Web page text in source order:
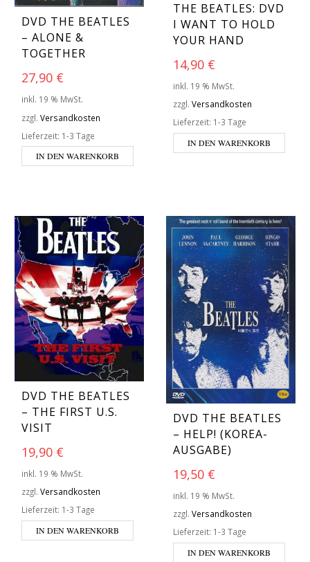
DVD THE BEATLES
– ALONE &
TOGETHER
27,90 €
inkl. 19 % MwSt.
zzgl. Versandkosten
Lieferzeit: 1-3 Tage
IN DEN WARENKORB
THE BEATLES: DVD
I WANT TO HOLD
YOUR HAND
14,90 €
inkl. 19 % MwSt.
zzgl. Versandkosten
Lieferzeit: 1-3 Tage
IN DEN WARENKORB
DVD THE BEATLES
– THE FIRST U.S.
VISIT
19,90 €
inkl. 19 % MwSt.
zzgl. Versandkosten
Lieferzeit: 1-3 Tage
IN DEN WARENKORB
DVD THE BEATLES
– HELP! (KOREA-
AUSGABE)
19,50 €
inkl. 19 % MwSt.
zzgl. Versandkosten
Lieferzeit: 1-3 Tage
IN DEN WARENKORB